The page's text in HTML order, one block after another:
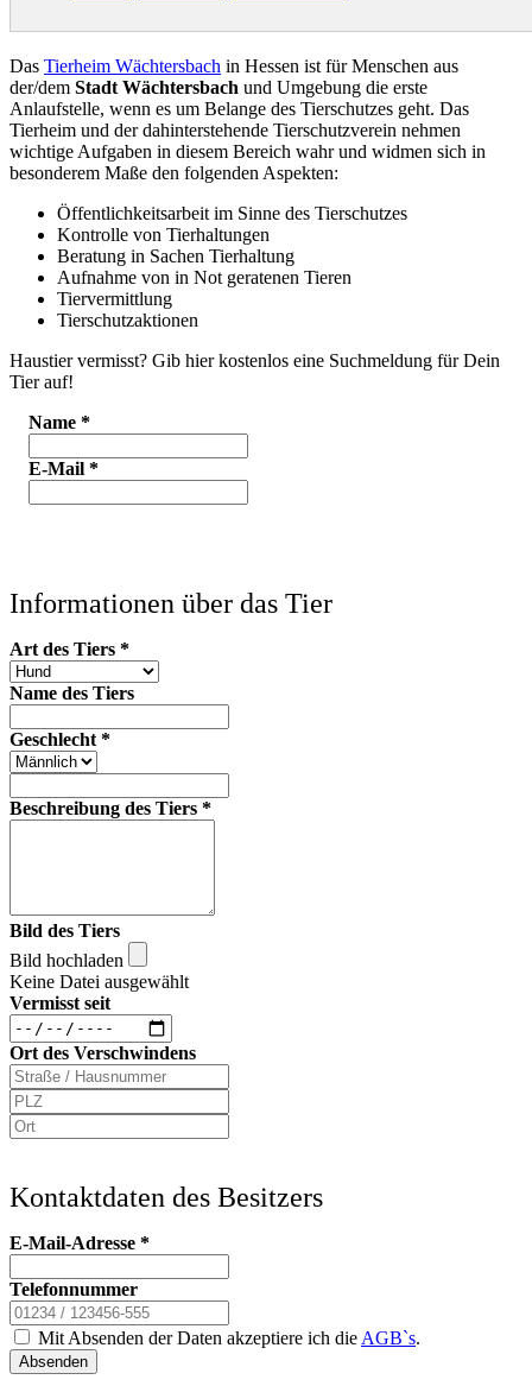
Das Tierheim Wächtersbach in Hessen ist für Menschen aus
der/dem Stadt Wächtersbach und Umgebung die erste
Anlaufstelle, wenn es um Belange des Tierschutzes geht. Das
Tierheim und der dahinterstehende Tierschutzverein nehmen
wichtige Aufgaben in diesem Bereich wahr und widmen sich in
besonderem Maße den folgenden Aspekten:
Öffentlichkeitsarbeit im Sinne des Tierschutzes
Kontrolle von Tierhaltungen
Beratung in Sachen Tierhaltung
Aufnahme von in Not geratenen Tieren
Tiervermittlung
Tierschutzaktionen
Haustier vermisst? Gib hier kostenlos eine Suchmeldung für Dein
Tier auf!
Name *
E-Mail *
Informationen über das Tier
Art des Tiers *
Name des Tiers
Geschlecht *
Beschreibung des Tiers *
Bild des Tiers
Bild hochladen
Keine Datei ausgewählt
Vermisst seit
Ort des Verschwindens
Kontaktdaten des Besitzers
E-Mail-Adresse *
Telefonnummer
Mit Absenden der Daten akzeptiere ich die AGB`s.
Absenden